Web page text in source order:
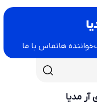
خواننده هاتماس با ما
مدیا